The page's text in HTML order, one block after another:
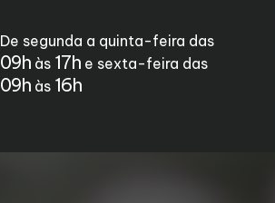
De segunda a quinta-feira das
09h às 17h e sexta-feira das
09h às 16h